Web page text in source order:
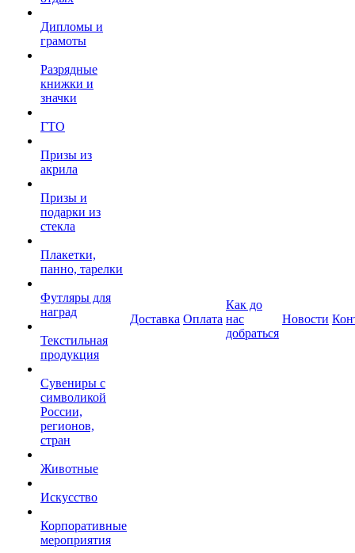
Дипломы и
грамоты
Разрядные
книжки и
значки
ГТО
Призы из
акрила
Призы и
подарки из
стекла
Плакетки,
панно, тарелки
Футляры для
наград
Текстильная
продукция
Сувениры с
символикой
России,
регионов,
стран
Животные
Искусство
Корпоративные
мероприятия
Доставка Оплата
Как до
нас
добраться
Новости